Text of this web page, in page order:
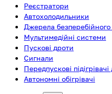
Реєстратори
Автохолодильники
Джерела
Мультимедійні системи
Пускові дроти
Сигнали
Передпускові
Автономні обігрівачі